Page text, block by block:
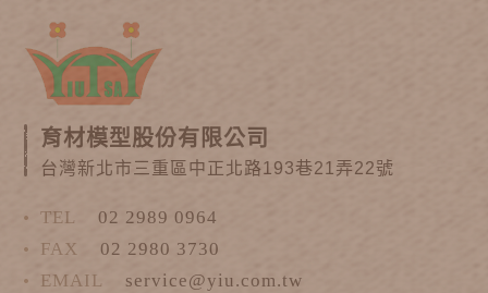
育材模型股份有限公司
台灣新北市三重區中正北路193巷21弄22號
TEL
02 2989 0964
FAX
02 2980 3730
EMAIL
service@yiu.com.tw